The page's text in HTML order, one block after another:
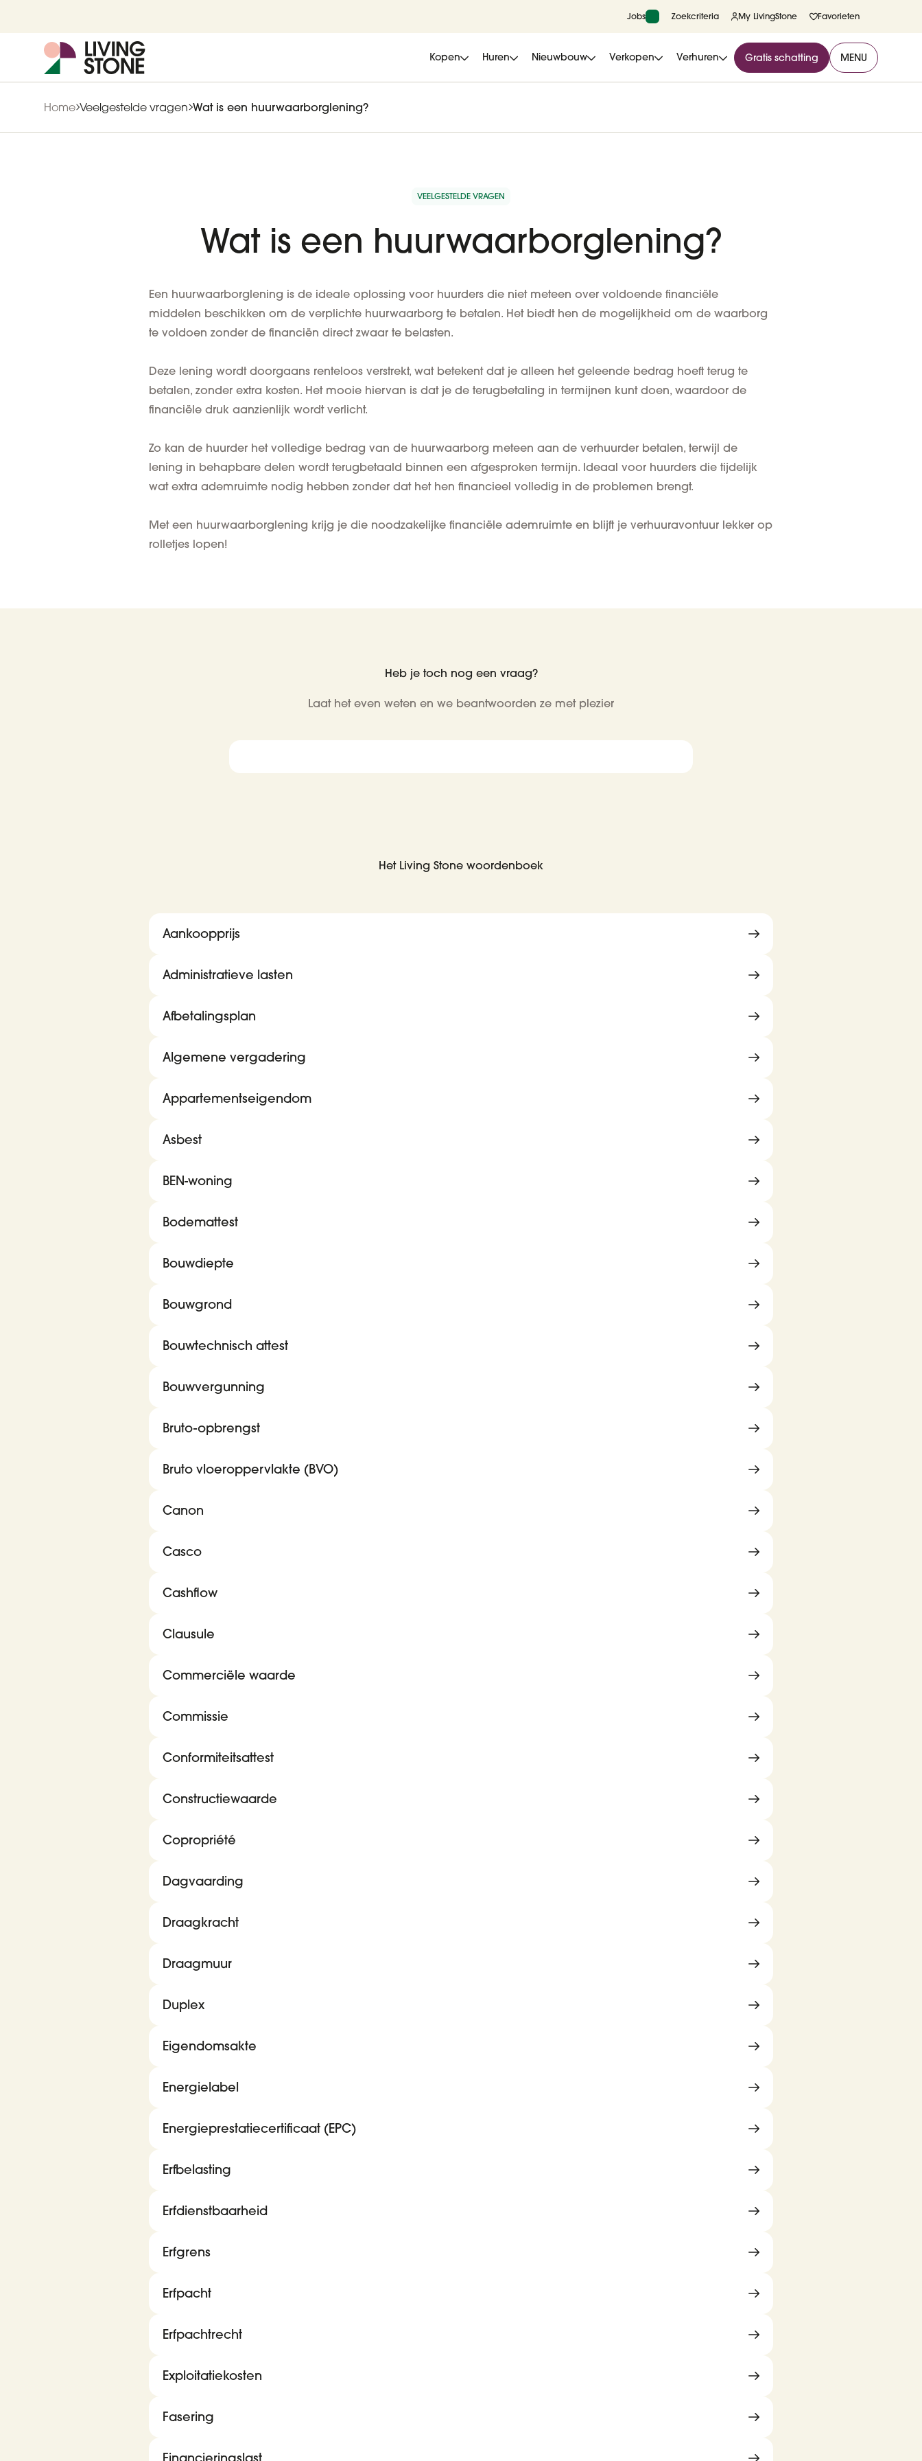
Jobs Zoekcriteria My LivingStone Favorieten
Kopen Huren Nieuwbouw Verkopen Verhuren Gratis schatting MENU
Home Veelgestelde vragen Wat is een huurwaarborglening?
VEELGESTELDE VRAGEN
Wat is een huurwaarborglening?
Een huurwaarborglening is de ideale oplossing voor huurders die niet meteen over voldoende financiële
middelen beschikken om de verplichte huurwaarborg te betalen. Het biedt hen de mogelijkheid om de waarborg
te voldoen zonder de financiën direct zwaar te belasten.
Deze lening wordt doorgaans renteloos verstrekt, wat betekent dat je alleen het geleende bedrag hoeft terug te
betalen, zonder extra kosten. Het mooie hiervan is dat je de terugbetaling in termijnen kunt doen, waardoor de
financiële druk aanzienlijk wordt verlicht.
Zo kan de huurder het volledige bedrag van de huurwaarborg meteen aan de verhuurder betalen, terwijl de
lening in behapbare delen wordt terugbetaald binnen een afgesproken termijn. Ideaal voor huurders die tijdelijk
wat extra ademruimte nodig hebben zonder dat het hen financieel volledig in de problemen brengt.
Met een huurwaarborglening krijg je die noodzakelijke financiële ademruimte en blijft je verhuuravontuur lekker op
rolletjes lopen!
Heb je toch nog een vraag?
Laat het even weten en we beantwoorden ze met plezier
Het Living Stone woordenboek
Aankoopprijs
Administratieve lasten
Afbetalingsplan
Algemene vergadering
Appartementseigendom
Asbest
BEN-woning
Bodemattest
Bouwdiepte
Bouwgrond
Bouwtechnisch attest
Bouwvergunning
Bruto-opbrengst
Bruto vloeroppervlakte (BVO)
Canon
Casco
Cashflow
Clausule
Commerciële waarde
Commissie
Conformiteitsattest
Constructiewaarde
Copropriété
Dagvaarding
Draagkracht
Draagmuur
Duplex
Eigendomsakte
Energielabel
Energieprestatiecertificaat (EPC)
Erfbelasting
Erfdienstbaarheid
Erfgrens
Erfpacht
Erfpachtrecht
Exploitatiekosten
Fasering